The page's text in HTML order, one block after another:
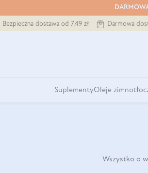
Bezpieczna dostawa od 7,49 zł Darmowa
SuplementyOleje
Wszystko o